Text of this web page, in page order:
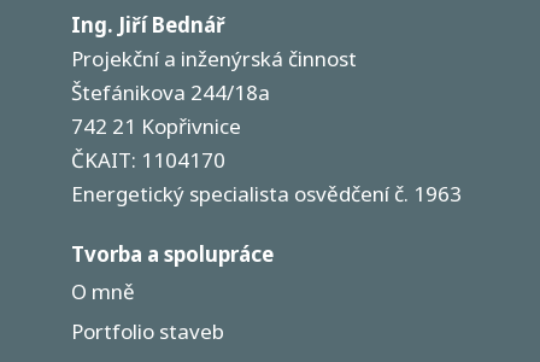
Ing. Jiří Bednář
Projekční a inženýrská činnost
Štefánikova 244/18a
742 21 Kopřivnice
ČKAIT: 1104170
Energetický specialista osvědčení č. 1963
Tvorba a spolupráce
O mně
Portfolio staveb